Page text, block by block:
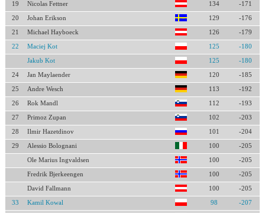
19 Nicolas Fettner 134 -171
20 Johan Erikson 129 -176
21 Michael Hayboeck 126 -179
22 Maciej Kot 125 -180
Jakub Kot 125 -180
24 Jan Maylaender 120 -185
25 Andre Wesch 113 -192
26 Rok Mandl 112 -193
27 Primoz Zupan 102 -203
28 Ilmir Hazetdinov 101 -204
29 Alessio Bolognani 100 -205
Ole Marius Ingvaldsen 100 -205
Fredrik Bjerkeengen 100 -205
David Fallmann 100 -205
33 Kamil Kowal 98 -207